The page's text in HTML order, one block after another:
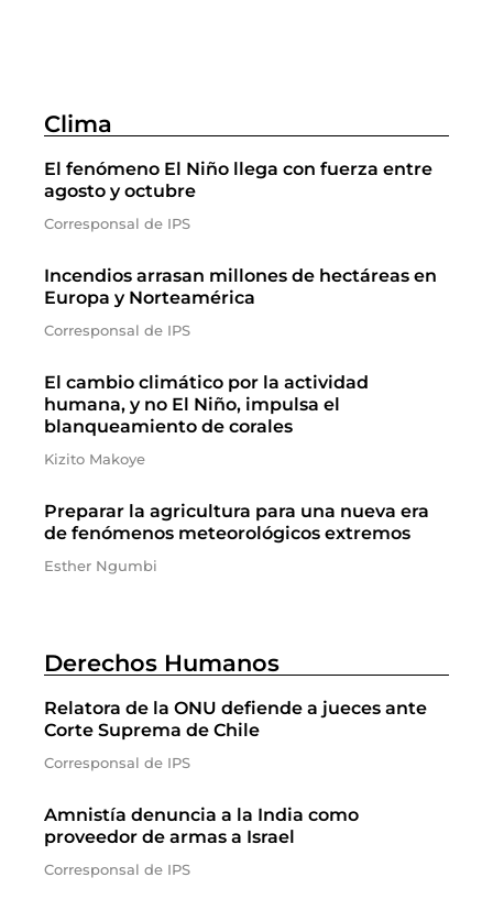
Clima
El fenómeno El Niño llega con fuerza entre
agosto y octubre
Corresponsal de IPS
Incendios arrasan millones de hectáreas en
Europa y Norteamérica
Corresponsal de IPS
El cambio climático por la actividad
humana, y no El Niño, impulsa el
blanqueamiento de corales
Kizito Makoye
Preparar la agricultura para una nueva era
de fenómenos meteorológicos extremos
Esther Ngumbi
Derechos Humanos
Relatora de la ONU defiende a jueces ante
Corte Suprema de Chile
Corresponsal de IPS
Amnistía denuncia a la India como
proveedor de armas a Israel
Corresponsal de IPS